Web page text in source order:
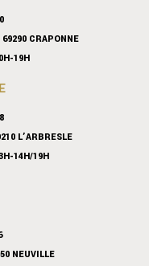
CRAPONNE
19H
L’ARBRESLE
14H/19H
NEUVILLE